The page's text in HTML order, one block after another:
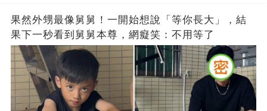
果然外甥最像舅舅！一開始想說「等你長大」，結
果下一秒看到舅舅本尊，網癡笑：不用等了